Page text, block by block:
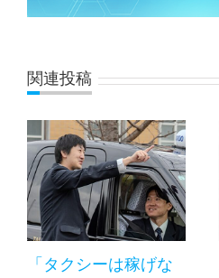
関連投稿
「タクシーは稼げな